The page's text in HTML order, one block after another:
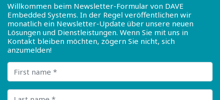
Willkommen beim Newsletter-Formular von DAVE
Embedded Systems. In der Regel veröffentlichen wir
monatlich ein Newsletter-Update über unsere neuen
Lösungen und Dienstleistungen. Wenn Sie mit uns in
Kontakt bleiben möchten, zögern Sie nicht, sich
anzumelden!
First name
Last name